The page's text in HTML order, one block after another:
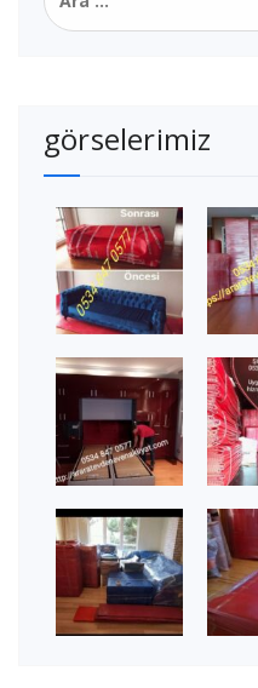
görselerimiz